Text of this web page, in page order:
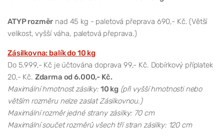
ATYP rozměr nad 45 kg - paletová přeprava 690,- Kč. (Větší
velikost, vyšší váha, paletová přeprava.)
Zásilkovna: balík do 10 kg
Do 5.999,- Kč je účtována doprava 99,- Kč. Dobírkový příplatek
20,- Kč. Zdarma od 6.000,- Kč.
Maximální hmotnost zásilky: 10 kg (při vyšší hmotnosti nebo
větším rozměru nelze zaslat Zásilkovnou.)
Maximální rozměr jedné strany zásilky: 70 cm
Maximální součet rozměrů všech tří stran zásilky: 120 cm